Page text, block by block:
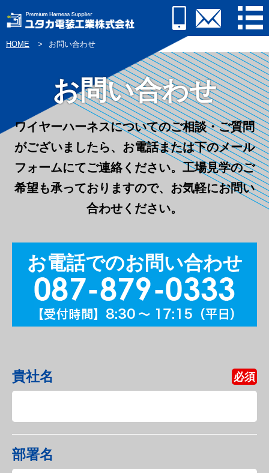
HOME お問い合わせ
お問い合わせ
ワイヤーハーネスについてのご相談・ご質問
がございましたら、 お電話または下のメール
フォームにてご連絡ください。 工場見学のご
希望も承っておりますので、お気軽にお問い
合わせください。
お電話でのお問い合わせ
貴社名 必須
部署名